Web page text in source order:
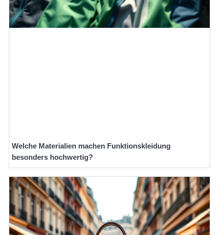
Welche Materialien machen Funktionskleidung
besonders hochwertig?